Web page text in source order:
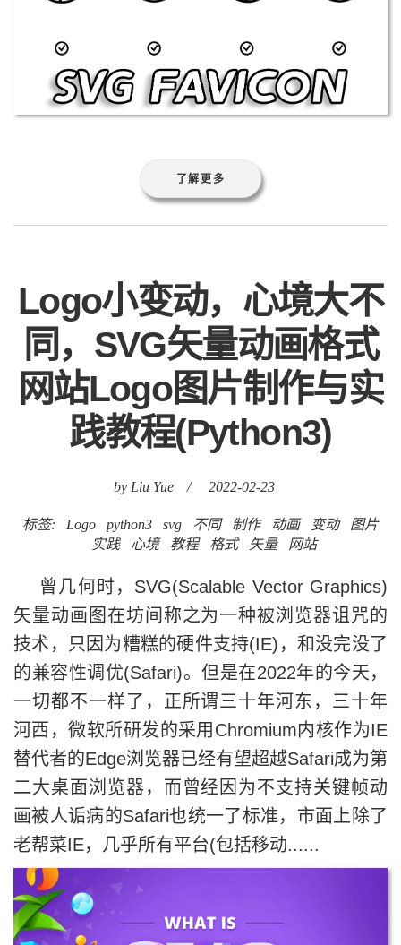
了解更多
Logo小变动，心境大不
同，SVG矢量动画格式
网站Logo图片制作与实
践教程(Python3)
by Liu Yue / 2022-02-23
标签: Logo python3 svg 不同 制作 动画 变动
图片
实践
心境 教程 格式 矢量 网站
曾几何时，SVG(Scalable Vector Graphics)
矢量动画图在坊间称之为一种被浏览器诅咒的
技术，只因为糟糕的硬件支持(IE)，和没完没了
的兼容性调优(Safari)。但是在2022年的今天，
一切都不一样了，正所谓三十年河东，三十年
河西，微软所研发的采用Chromium内核作为IE
替代者的Edge浏览器已经有望超越Safari成为第
二大桌面浏览器，而曾经因为不支持关键帧动
画被人诟病的Safari也统一了标准，市面上除了
老帮菜IE，几乎所有平台(包括移动......